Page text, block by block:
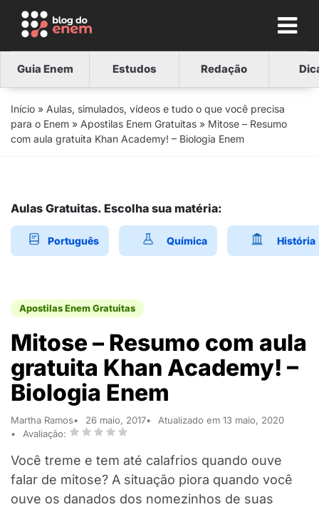
Guia Enem Estudos Redação
Início » Aulas, simulados, vídeos e tudo o que você precisa
para o Enem » Apostilas Enem Gratuitas » Mitose – Resumo
com aula gratuita Khan Academy! – Biologia Enem
Aulas Gratuitas. Escolha sua matéria:
Português Química História
Apostilas Enem Gratuitas
Mitose – Resumo com aula
gratuita Khan Academy! –
Biologia Enem
Martha Ramos 26 maio, 2017
Atualizado em 13 maio, 2020
Avaliação:
Você treme e tem até calafrios quando ouve
falar de mitose? A situação piora quando você
ouve os danados dos nomezinhos de suas